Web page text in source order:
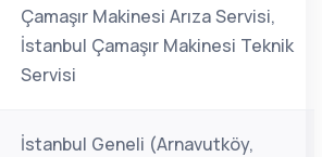
Çamaşır Makinesi Arıza Servisi,
İstanbul Çamaşır Makinesi Teknik
Servisi
İstanbul Geneli (Arnavutköy,